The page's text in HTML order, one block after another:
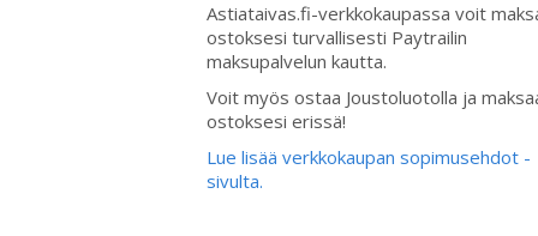
Astiataivas.fi-verkkokaupassa voit
ostoksesi turvallisesti Paytrailin
maksupalvelun kautta.
Voit myös ostaa Joustoluotolla ja
ostoksesi erissä!
Lue lisää verkkokaupan sopimusehdot -
sivulta.